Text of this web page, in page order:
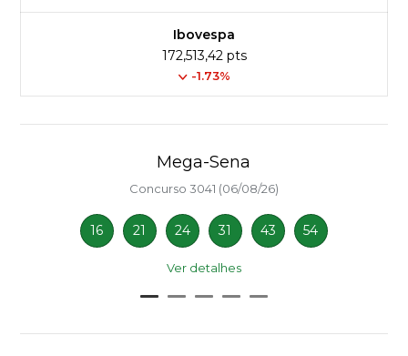
Ibovespa
172,513,42 pts
-1.73%
Mega-Sena
Concurso 3041 (06/08/26)
16 21 24 31 43 54
Ver detalhes